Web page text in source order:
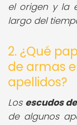
el origen y la
largo del
2. ¿Qué
de armas
apellidos?
Los escudos
de algunos